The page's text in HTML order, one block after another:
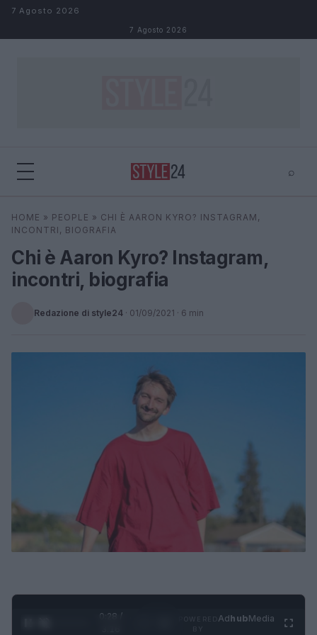
Salta al contenuto
7 Agosto 2026
7 Agosto 2026
⌕
Cerca
HOME » PEOPLE » CHI È AARON KYRO? INSTAGRAM,
INCONTRI, BIOGRAFIA
Chi è Aaron Kyro? Instagram,
incontri, biografia
Redazione di style24 · 01/09/2021 · 6 min
0:29 /
AdhubMedia